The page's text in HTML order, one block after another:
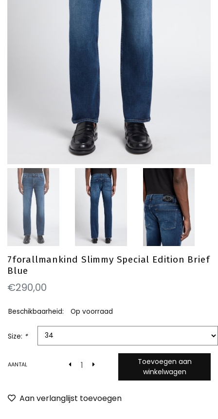
7forallmankind Slimmy Special Edition Brief
Blue
€290,00
Beschikbaarheid: Op voorraad
Size: *
AANTAL
Toevoegen aan
winkelwagen
Aan verlanglijst toevoegen